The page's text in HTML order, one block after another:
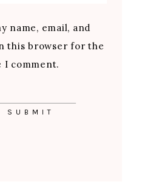
name, email, and
this browser for the
I comment.